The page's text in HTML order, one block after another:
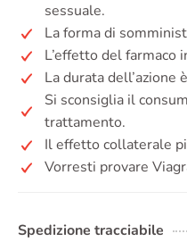
sessuale.
La forma di
L’effetto del
La durata dell’azione
Si sconsiglia il
trattamento.
Il effetto collaterale
Vorresti provare
Spedizione tracciabile